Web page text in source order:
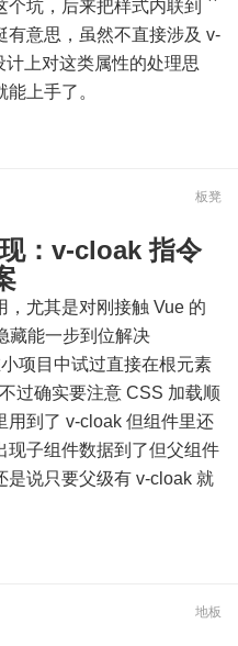
坑，后来把样式内联到 ``
有意思，虽然不直接涉及 v-
上对这类属性的处理思
上手了。
板凳
：v-cloak 指令
尤其是对刚接触 Vue 的
藏能一步到位解决
项目中试过直接在根元素
过确实要注意 CSS 加载顺
用到了 v-cloak 但组件里还
现子组件数据到了但父组件
是说只要父级有 v-cloak 就
地板